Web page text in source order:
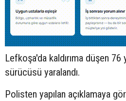
Lefkoşa'da kaldırıma düşen 76
sürücüsü yaralandı.
Polisten yapılan açıklamaya